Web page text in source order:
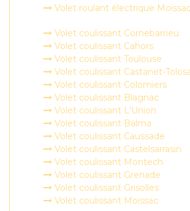
Volet roulant électrique
Volet coulissant Cornebarrieu
Volet coulissant Cahors
Volet coulissant Toulouse
Volet coulissant Castanet-
Volet coulissant Colomiers
Volet coulissant Blagnac
Volet coulissant L'Union
Volet coulissant Balma
Volet coulissant Caussade
Volet coulissant Castelsarrasin
Volet coulissant Montech
Volet coulissant Grenade
Volet coulissant Grisolles
Volet coulissant Moissac